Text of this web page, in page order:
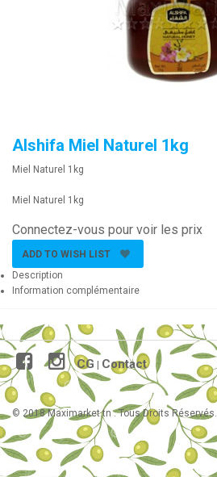
Alshifa Miel Naturel 1kg
Miel Naturel 1kg
Miel Naturel 1kg
Connectez-vous pour voir les prix
ADD TO WISH LIST
Description
Information complémentaire
CG Contact
© 2018 Maximarket.tn . Tous Droits Réservés.